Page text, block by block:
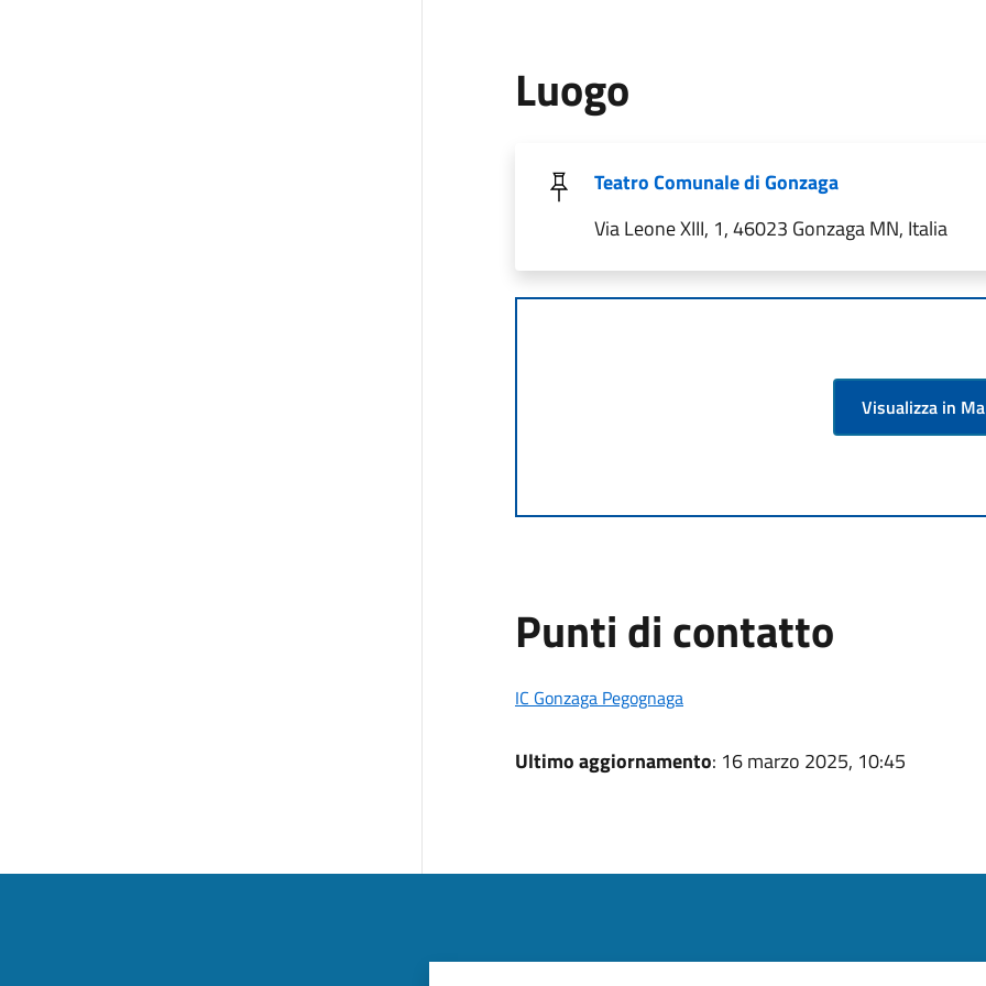
Luogo
Teatro Comunale di Gonzaga
Via Leone XIII, 1, 46023 Gonzaga MN, Italia
Visualizza in
Punti di contatto
IC Gonzaga Pegognaga
Ultimo aggiornamento: 16 marzo 2025, 10:45